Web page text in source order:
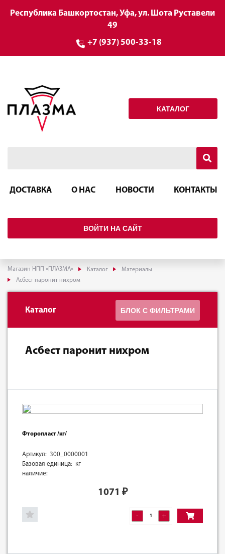
Республика Башкортостан, Уфа, ул. Шота Руставели
49
+7 (937) 500-33-18
КАТАЛОГ
ДОСТАВКА О НАС НОВОСТИ КОНТАКТЫ
ВОЙТИ НА САЙТ
Магазин НПП «ПЛАЗМА» Каталог
Материалы
Асбест паронит нихром
Каталог БЛОК С ФИЛЬТРАМИ
Асбест паронит нихром
Фторопласт /кг/
Артикул: 300_0000001
Базовая единица: кг
наличие:
1071 ₽
- +